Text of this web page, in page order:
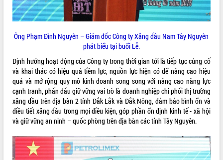
Rà soát, hoàn thiện hệ thống thiết chế
văn hóa, thể thao đáp ứng yêu cầu
Thường trực HĐND tỉnh Đắk Lắk gặp
mặt Đoàn chuyên gia y tế TP. Hồ Chí
Minh
Lễ truy điệu và an táng hài cốt liệt sĩ
tại Nghĩa trang Liệt sĩ xã Sơn Hòa
Bàn giải pháp tháo gỡ khó khăn trong
xuất khẩu sầu riêng và triển khai quy
định EUDR
Thứ trưởng Bộ Nông nghiệp và Môi
trường Nguyễn Hoàng Hiệp khảo sát
vùng trồng và doanh nghiệp đóng gói
sầu riêng tại Đắk Lắk
THỐNG KÊ TRUY CẬP
Hôm nay: 19571
Tất cả: 66105239
Ông Phạm Đình Nguyên – Giám đốc Công ty Xăng dầu Nam Tây Nguyên
phát biểu tại buổi Lễ.
Định hướng hoạt động của Công ty trong thời gian tới là tiếp tục củng cố
và khai thác có hiệu quả tiềm lực, nguồn lực hiện có để nâng cao hiệu
quả và mở rộng quy mô kinh doanh song song với nâng cao năng lực
cạnh tranh, phấn đấu giữ vững vai trò là doanh nghiệp chi phối thị trường
xăng dầu trên địa bàn 2 tỉnh Đắk Lắk và Đắk Nông, đảm bảo bình ổn và
điều tiết xăng dầu trong mọi điều kiện, góp phần ổn định kinh tế - xã hội
và giữ vững an ninh – quốc phòng trên địa bàn các tỉnh Tây Nguyên.